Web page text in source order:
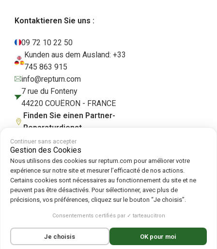
Kontaktieren Sie uns :
09 72 10 22 50
Kunden aus dem Ausland: +33
745 863 915
info@repturn.com
7 rue du Fonteny
44220 COUËRON - FRANCE
Finden Sie einen Partner-
Reparaturdienst
AGB|Impressum|Datenschutzerklärung|Cookies|Cookie-Richtlinie
Folgen Sie uns auf :
Repturn 2026
Continuer sans accepter
Gestion des Cookies
Nous utilisons des cookies sur repturn.com pour améliorer votre
expérience sur notre site et mesurer l’efficacité de nos actions.
Certains cookies sont nécessaires au fonctionnement du site et ne
peuvent pas être désactivés. Pour sélectionner, avec plus de
précisions, vos préférences, cliquez sur le bouton “Je choisis”.
Consentements certifiés par ✓ tarteaucitron
Je choisis OK pour moi
Français(Französisch)
Deutsch
Español(Spanisch)